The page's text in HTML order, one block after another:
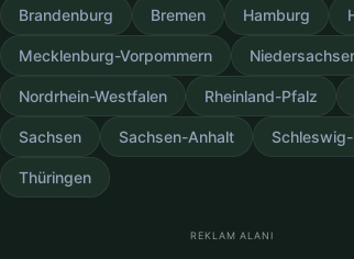
Brandenburg Bremen Hamburg
Mecklenburg-Vorpommern
Nordrhein-Westfalen Rheinland-Pfalz
Sachsen Sachsen-Anhalt
Thüringen
REKLAM ALANI